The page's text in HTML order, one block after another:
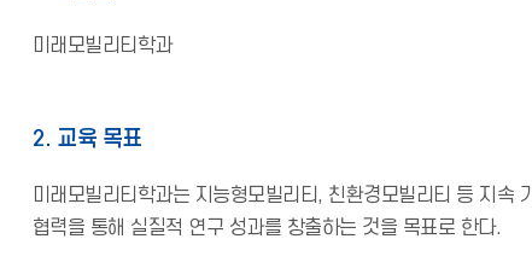
미래모빌리티학과
2. 교육 목표
미래모빌리티학과는 지능형모빌리티, 친환경모빌리티 등 지
협력을 통해 실질적 연구 성과를 창출하는 것을 목표로 한다.